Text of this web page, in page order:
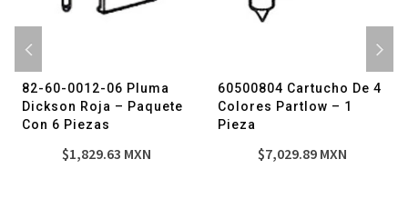
82-60-0012-06 Pluma
Dickson Roja – Paquete
Con 6 Piezas
$1,829.63 MXN
60500804 Cartucho De 4
Colores Partlow – 1
Pieza
$7,029.89MXN